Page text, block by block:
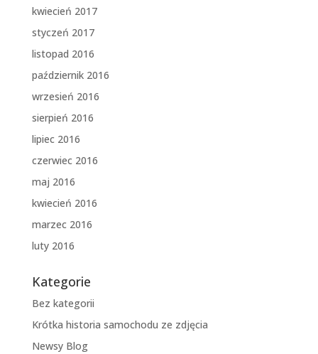
kwiecień 2017
styczeń 2017
listopad 2016
październik 2016
wrzesień 2016
sierpień 2016
lipiec 2016
czerwiec 2016
maj 2016
kwiecień 2016
marzec 2016
luty 2016
Kategorie
Bez kategorii
Krótka historia samochodu ze zdjęcia
Newsy Blog